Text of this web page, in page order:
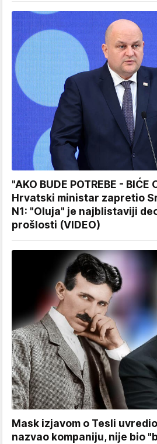
"AKO BUDE POTREBE - BIĆE
Hrvatski ministar zapretio
N1: "Oluja" je najblistaviji
prošlosti (VIDEO)
Mask izjavom o Tesli
nazvao kompaniju, nije bio